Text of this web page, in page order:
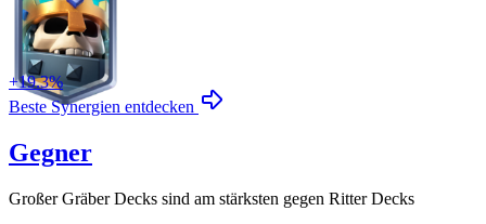
+19.3%
Beste Synergien entdecken
Gegner
Großer GräberDecks sind am stärksten gegen RitterDecks